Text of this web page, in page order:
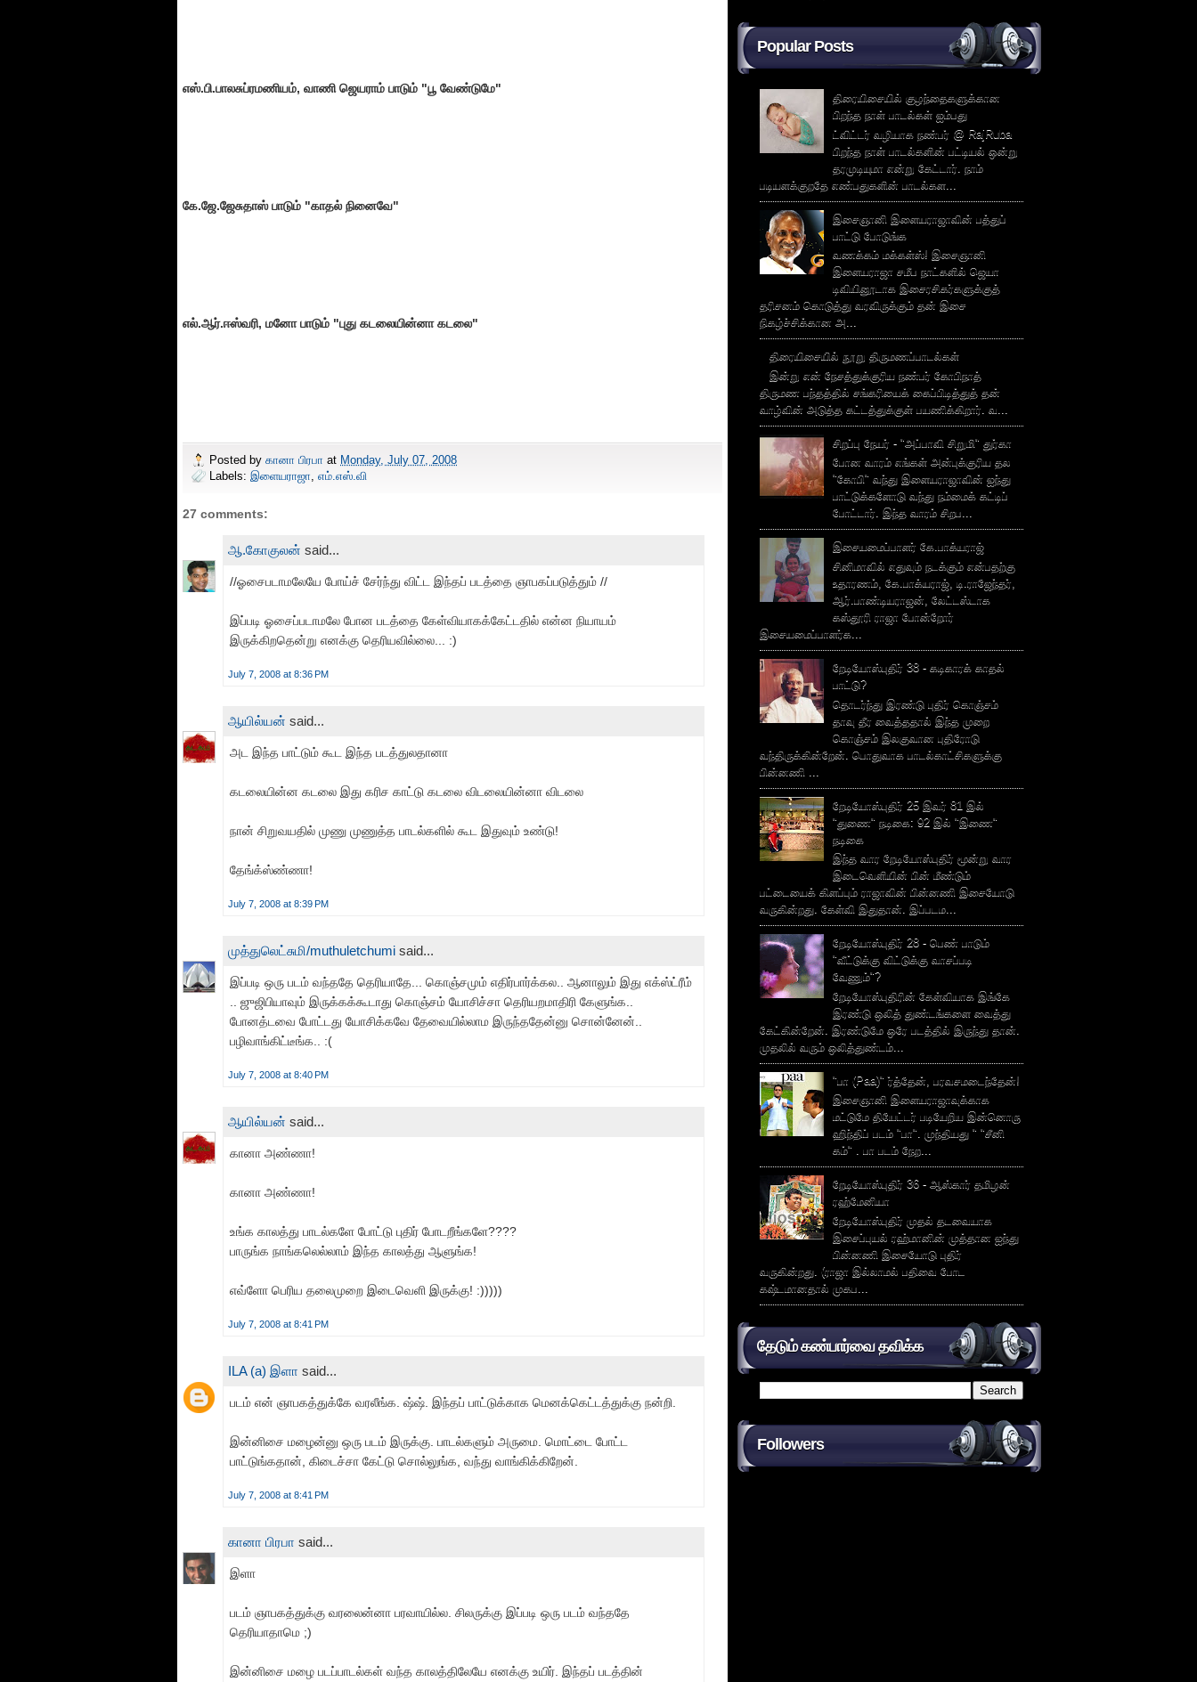
எஸ்.பி.பாலசுப்ரமணியம், வாணி ஜெயராம் பாடும் "பூ வேண்டுமே"
கே.ஜே.ஜேசுதாஸ் பாடும் "காதல் நினைவே"
எல்.ஆர்.ஈஸ்வரி, மனோ பாடும் "புது கடலையின்னா கடலை"
Posted by கானா பிரபா at Monday, July 07, 2008
Labels: இளையராஜா எம்.எஸ்.வி
27 comments:
ஆ.கோகுலன் said...
//ஓசைபடாமலேயே போய்ச் சேர்ந்து விட்ட இந்தப் படத்தை ஞாபகப்படுத்தும் //
இப்படி ஓசைப்படாமலே போன படத்தை கேள்வியாகக்கேட்டதில் என்ன நியாயம்
இருக்கிறதென்று எனக்கு தெரியவில்லை... :)
July 7, 2008 at 8:36 PM
ஆயில்யன் said...
அட இந்த பாட்டும் கூட இந்த படத்துலதானா
கடலையின்ன கடலை இது கரிச காட்டு கடலை விடலையின்னா விடலை
நான் சிறுவயதில் முணு முணுத்த பாடல்களில் கூட இதுவும் உண்டு!
தேங்க்ஸ்ண்ணா!
July 7, 2008 at 8:39 PM
முத்துலெட்சுமி/muthuletchumi said...
இப்படி ஒரு படம் வந்ததே தெரியாதே... கொஞ்சமும் எதிர்பார்க்கல.. ஆனாலும் இது எக்ஸ்ட்ரீம்
.. ஜுஜிபியாவும் இருக்கக்கூடாது கொஞ்சம் யோசிச்சா தெரியறமாதிரி கேளுங்க..
போனத்டவை போட்டது யோசிக்கவே தேவையில்லாம இருந்ததேன்னு சொன்னேன்..
பழிவாங்கிட்டீங்க.. :(
July 7, 2008 at 8:40 PM
ஆயில்யன் said...
கானா அண்ணா!
கானா அண்ணா!
உங்க காலத்து பாடல்களே போட்டு புதிர் போடறீங்களே????
பாருங்க நாங்கலெல்லாம் இந்த காலத்து ஆளுங்க!
எவ்ளோ பெரிய தலைமுறை இடைவெளி இருக்கு! :)))))
July 7, 2008 at 8:41 PM
ILA (a) இளா said...
படம் என் ஞாபகத்துக்கே வரலீங்க. ஷ்ஷ். இந்தப் பாட்டுக்காக மெனக்கெட்டத்துக்கு நன்றி.
இன்னிசை மழைன்னு ஒரு படம் இருக்கு. பாடல்களும் அருமை. மொட்டை போட்ட
பாட்டுங்கதான், கிடைச்சா கேட்டு சொல்லுங்க, வந்து வாங்கிக்கிறேன்.
July 7, 2008 at 8:41 PM
கானா பிரபா said...
இளா
படம் ஞாபகத்துக்கு வரலைன்னா பரவாயில்ல. சிலருக்கு இப்படி ஒரு படம் வந்ததே
தெரியாதாமெ ;)
இன்னிசை மழை படப்பாடல்கள் வந்த காலத்திலேயே எனக்கு உயிர். இந்தப் படத்தின்
Popular Posts
திரையிசையில் குழந்தைகளுக்கான
பிறந்த நாள் பாடல்கள் ஐம்பது
ட்விட்டர் வழியாக நண்பர் @ RajRuba
பிறந்த நாள் பாடல்களின் பட்டியல் ஒன்று
தரமுடியுமா என்று கேட்டார். நாம்
படியளக்குறதே எண்பதுகளின் பாடல்கள...
இசைஞானி இளையராஜாவின் பத்துப்
பாட்டு போடுங்க
வணக்கம் மக்கள்ஸ்! இசைஞானி
இளையராஜா சமீப நாட்களில் ஜெயா
டிவியினூடாக இசைரசிகர்களுக்குத்
தரிசனம் கொடுத்து வரவிருக்கும் தன் இசை
நிகழ்ச்சிக்கான அ...
திரையிசையில் நூறு திருமணப்பாடல்கள்
இன்று என் நேசத்துக்குரிய நண்பர் கோபிநாத்
திருமண பந்தத்தில் சங்கரியைக் கைப்பிடித்துத் தன்
வாழ்வின் அடுத்த கட்டத்துக்குள் பயணிக்கிறார். வ...
சிறப்பு நேயர் - "அப்பாவி சிறுமி" துர்கா
போன வாரம் எங்கள் அன்புக்குரிய தல
"கோபி" வந்து இளையராஜாவின் ஐந்து
பாட்டுக்களோடு வந்து நம்மைக் கட்டிப்
போட்டார். இந்த வாரம் சிறப...
இசையமைப்பாளர் கே.பாக்யராஜ்
சினிமாவில் எதுவும் நடக்கும் என்பதற்கு
உதாரணம், கே.பாக்யராஜ், டி.ராஜேந்தர்,
ஆர்.பாண்டியராஜன், லேட்டஸ்டாக
கஸ்தூரி ராஜா போன்றோர்
இசையமைப்பாளர்க...
றேடியோஸ்புதிர் 38 - கடிகாரக் காதல்
பாட்டு்?
தொடர்ந்து இரண்டு புதிர் கொஞ்சம்
தாவு தீர வைத்ததால் இந்த முறை
கொஞ்சம் இலகுவான புதிரோடு
வந்திருக்கின்றேன். பொதுவாக பாடல்காட்சிகளுக்கு
பின்னணி ...
றேடியோஸ்புதிர் 25 இவர் 81 இல்
"துணை" நடிகை: 92 இல் "இணை"
நடிகை
இந்த வார றேடியோஸ்புதிர் மூன்று வார
இடைவெளியின் பின் மீண்டும்
பட்டையைக் கிளப்பும் ராஜாவின் பின்னணி இசையோடு
வருகின்றது. கேள்வி இதுதான். இப்படம...
றேடியோஸ்புதிர் 28 - பெண் பாடும்
"வீட்டுக்கு விட்டுக்கு வாசப்படி
வேணும்"?
றேடியோஸ்புதிரின் கேள்வியாக இங்கே
இரண்டு ஒலித் துண்டங்களை வைத்து
கேட்கின்றேன். இரண்டுமே ஒரே படத்தில் இருந்து தான்.
முதலில் வரும் ஒலித்துண்டம்...
"பா (Paa)" ர்த்தேன், பரவசமடைந்தேன்!
இசைஞானி இளையராஜாவுக்காக
மட்டுமே தியேட்டர் படியேறிய இன்னொரு
ஹிந்திப் படம் "பா". முந்தியது " "சீனி
கம்" . பா படம் நேற...
றேடியோஸ்புதிர் 36 - ஆஸ்கார் தமிழன்
ரஹ்மேனியா
றேடியோஸ்புதிர் முதல் தடவையாக
இசைப்புயல் ரஹ்மானின் முத்தான ஐந்து
பின்னணி இசையோடு புதிர்
வருகின்றது. (ராஜா இல்லாமல் பதிவை போட
கஷ்டமானதால் முகப...
தேடும் கண்பார்வை தவிக்க
Followers